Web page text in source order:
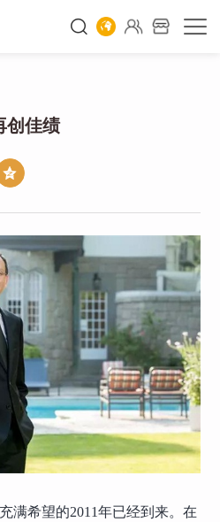
创佳绩
满希望的2011年已经到来。在